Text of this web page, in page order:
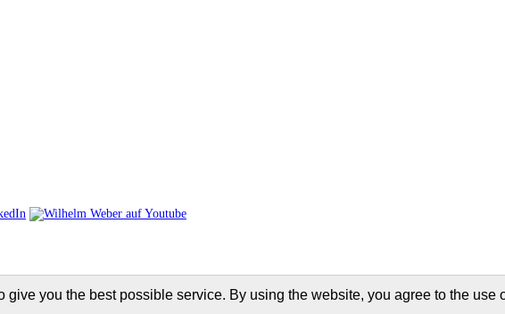
our website we would like to collect anonymized user data. Thanks for
give you the best possible service. By using the website, you agree to the use